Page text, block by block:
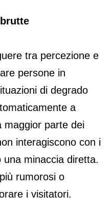
brutte
tra percezione e
persone in
di degrado
a
maggior parte dei
interagiscono con i
minaccia diretta.
rumorosi o
i visitatori.